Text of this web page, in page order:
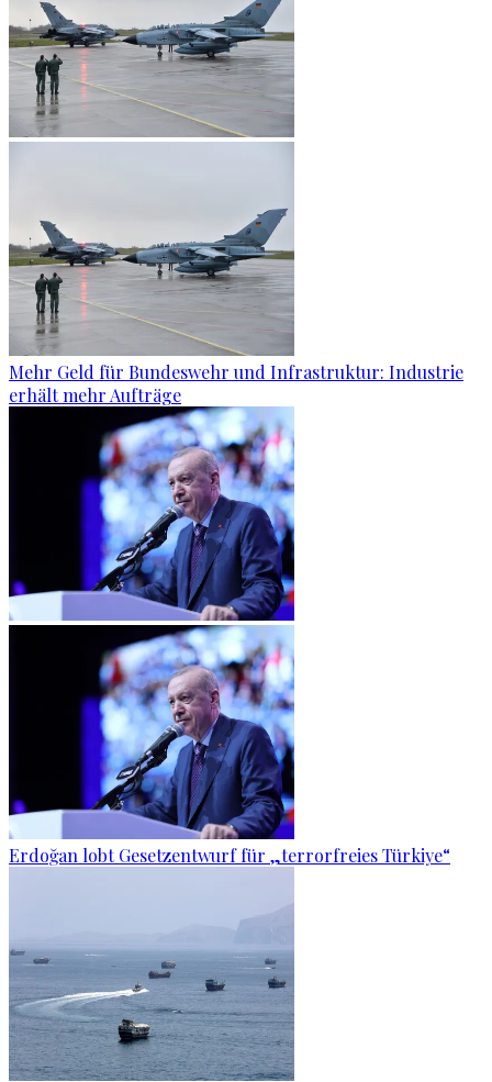
Mehr Geld für Bundeswehr und Infrastruktur: Industrie
erhält mehr Aufträge
Erdoğan lobt Gesetzentwurf für „terrorfreies Türkiye“